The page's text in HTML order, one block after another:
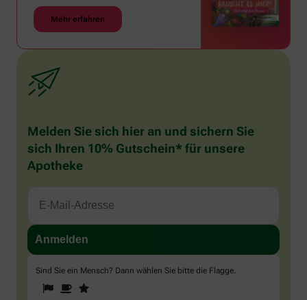
Mehr erfahren
Melden Sie sich hier an und sichern Sie
sich Ihren 10% Gutschein* für unsere
Apotheke
Sind Sie ein Mensch? Dann wählen Sie bitte die Flagge
Sind
Sie
1 2